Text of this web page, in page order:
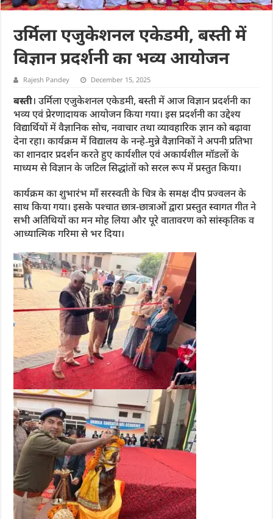
उर्मिला एजुकेशनल एकेडमी, बस्ती में
विज्ञान प्रदर्शनी का भव्य आयोजन
Rajesh Pandey December 15, 2025
बस्ती। उर्मिला एजुकेशनल एकेडमी, बस्ती में आज विज्ञान प्रदर्शनी का
भव्य एवं प्रेरणादायक आयोजन किया गया। इस प्रदर्शनी का उद्देश्य
विद्यार्थियों में वैज्ञानिक सोच, नवाचार तथा व्यावहारिक ज्ञान को बढ़ावा
देना रहा। कार्यक्रम में विद्यालय के नन्हे‑मुन्ने वैज्ञानिकों ने अपनी प्रतिभा
का शानदार प्रदर्शन करते हुए कार्यशील एवं अकार्यशील मॉडलों के
माध्यम से विज्ञान के जटिल सिद्धांतों को सरल रूप में प्रस्तुत किया।
कार्यक्रम का शुभारंभ माँ सरस्वती के चित्र के समक्ष दीप प्रज्वलन के
साथ किया गया। इसके पश्चात छात्र-छात्राओं द्वारा प्रस्तुत स्वागत गीत ने
सभी अतिथियों का मन मोह लिया और पूरे वातावरण को सांस्कृतिक व
आध्यात्मिक गरिमा से भर दिया।